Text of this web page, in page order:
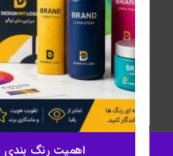
اهمیت رنگ بندی